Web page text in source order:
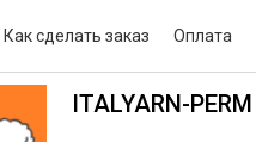
Как сделать заказ Оплата
ITALYARN-PERM